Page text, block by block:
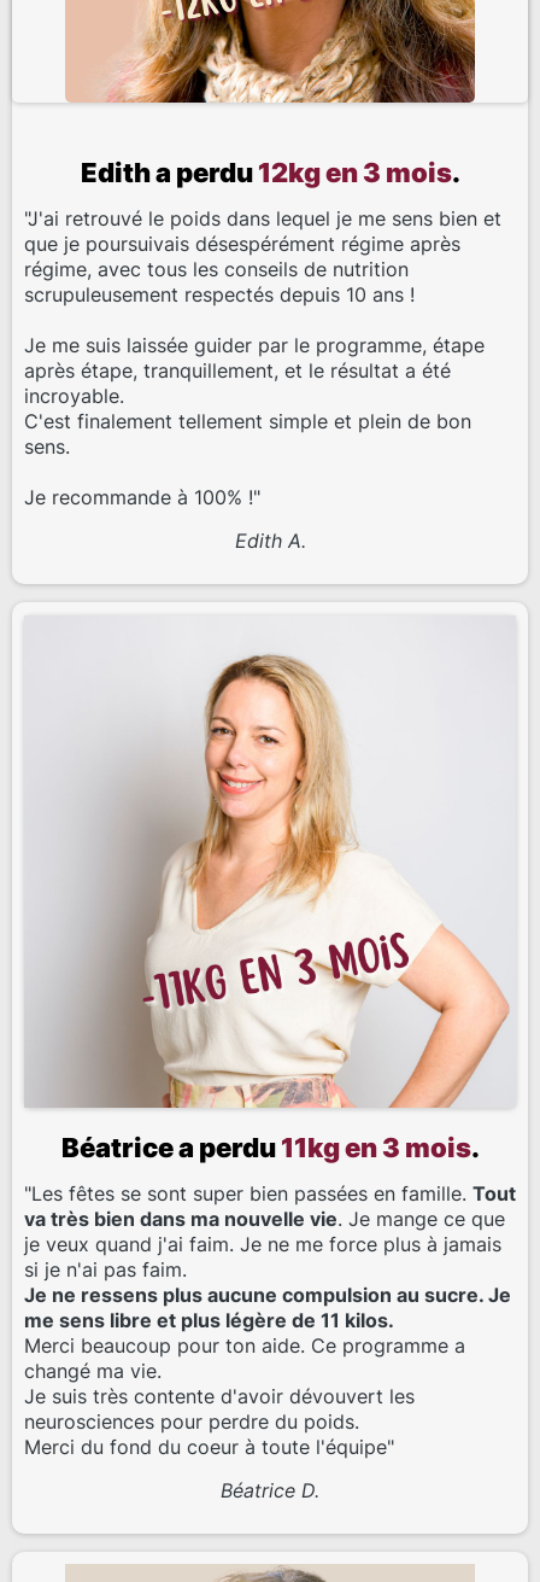
Edith a perdu12kg en 3 mois.
"J'ai retrouvé le poids dans lequel je me sens bien et
que je poursuivais désespérément régime après
régime, avec tous les conseils de nutrition
scrupuleusement respectés depuis 10 ans !
Je me suis laissée guider par le programme, étape
après étape, tranquillement, et le résultat a été
incroyable.
C'est finalement tellement simple et plein de bon
sens.
Je recommande à 100% !"
Edith A.
Béatrice a perdu11kg en 3 mois.
"Les fêtes se sont super bien passées en famille. Tout
va très bien dans ma nouvelle vie. Je mange ce que
je veux quand j'ai faim. Je ne me force plus à jamais
si je n'ai pas faim.
Je ne ressens plus aucune compulsion au sucre. Je
me sens libre et plus légère de 11 kilos.
Merci beaucoup pour ton aide. Ce programme a
changé ma vie.
Je suis très contente d'avoir dévouvert les
neurosciences pour perdre du poids.
Merci du fond du coeur à toute l'équipe"
Béatrice D.